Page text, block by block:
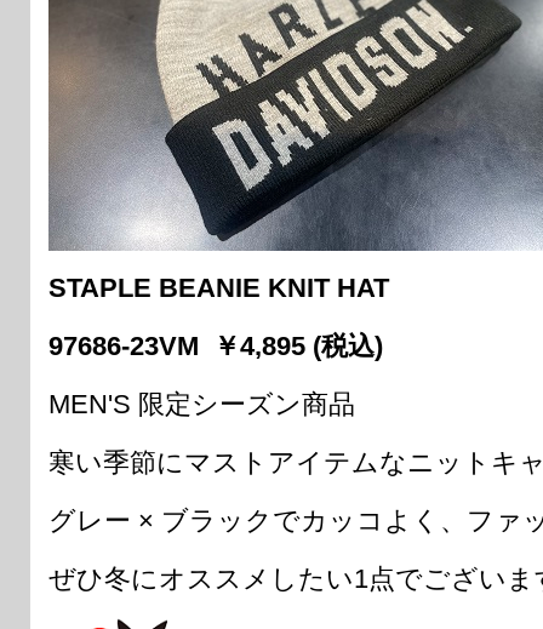
STAPLE BEANIE KNIT HAT
97686-23VM ￥4,895 (税込)
MEN'S 限定シーズン商品
寒い季節にマストアイテムなニットキ
グレー × ブラックでカッコよく、フ
ぜひ冬にオススメしたい1点でございま